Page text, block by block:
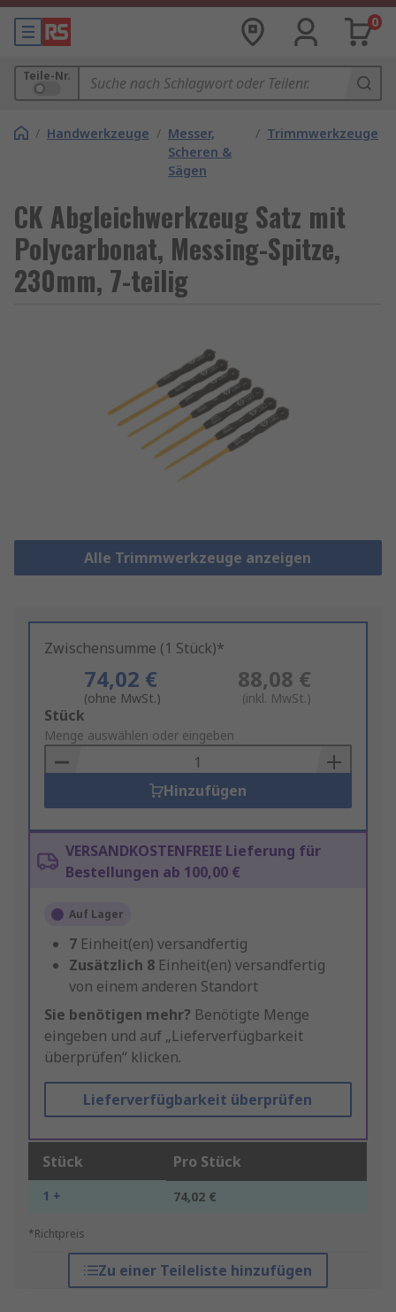
0
Teile-Nr.
/ Handwerkzeuge / Messer,
Scheren &
Sägen
/ Trimmwerkzeuge
CK Abgleichwerkzeug Satz mit
Polycarbonat, Messing-Spitze,
230mm, 7-teilig
Alle Trimmwerkzeuge anzeigen
Zwischensumme (1 Stück)*
74,02 €
(ohne MwSt.)
88,08 €
(inkl. MwSt.)
Add
to
Basket
Stück
Menge auswählen oder eingeben
Hinzufügen
VERSANDKOSTENFREIE Lieferung für
Bestellungen ab 100,00 €
Auf Lager
7 Einheit(en) versandfertig
Zusätzlich 8 Einheit(en) versandfertig
von einem anderen Standort
Sie benötigen mehr? Benötigte Menge
eingeben und auf „Lieferverfügbarkeit
überprüfen“ klicken.
Lieferverfügbarkeit überprüfen
Stück Pro Stück
1 + 74,02 €
*Richtpreis
Zu einer Teileliste hinzufügen